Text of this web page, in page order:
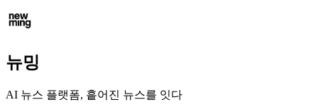
뉴밍
AI 뉴스 플랫폼, 흩어진 뉴스를 잇다